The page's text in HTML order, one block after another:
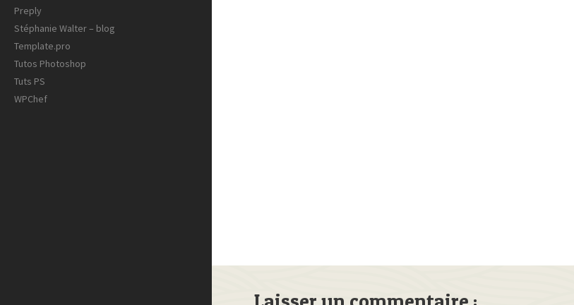
Preply
Stéphanie Walter – blog
Template.pro
Tutos Photoshop
Tuts PS
WPChef